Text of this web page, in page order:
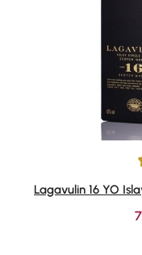
Durchschnittliche
Lagavulin 16 YO